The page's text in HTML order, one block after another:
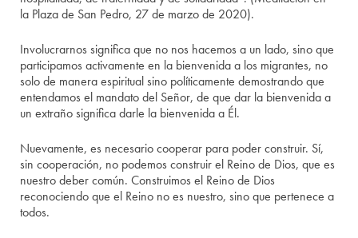
la Plaza de San Pedro, 27 de marzo de 2020).
Involucrarnos significa que no nos hacemos a un lado, sino que
participamos activamente en la bienvenida a los migrantes, no
solo de manera espiritual sino políticamente demostrando que
entendamos el mandato del Señor, de que dar la bienvenida a
un extraño significa darle la bienvenida a Él.
Nuevamente, es necesario cooperar para poder construir. Sí,
sin cooperación, no podemos construir el Reino de Dios, que es
nuestro deber común. Construimos el Reino de Dios
reconociendo que el Reino no es nuestro, sino que pertenece a
todos.